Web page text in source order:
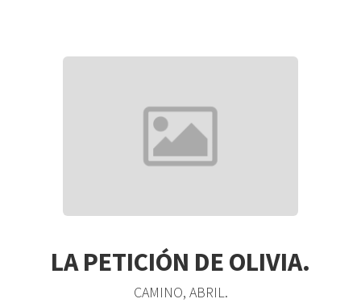
LA PETICIÓN DE OLIVIA.
CAMINO, ABRIL.